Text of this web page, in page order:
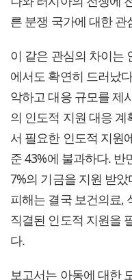
른 분쟁 국가에 대한
이 같은 관심의 차이는
에서도 확연히 드러났
악하고 대응 규모를 제
의 인도적 지원 대응 계
서 필요한 인도적 지원
준 43%에 불과하다. 반
7%의 기금을 지원 받
피해는 결국 보건의료,
직결된 인도적 지원을
다.
보고서는 아동에 대한